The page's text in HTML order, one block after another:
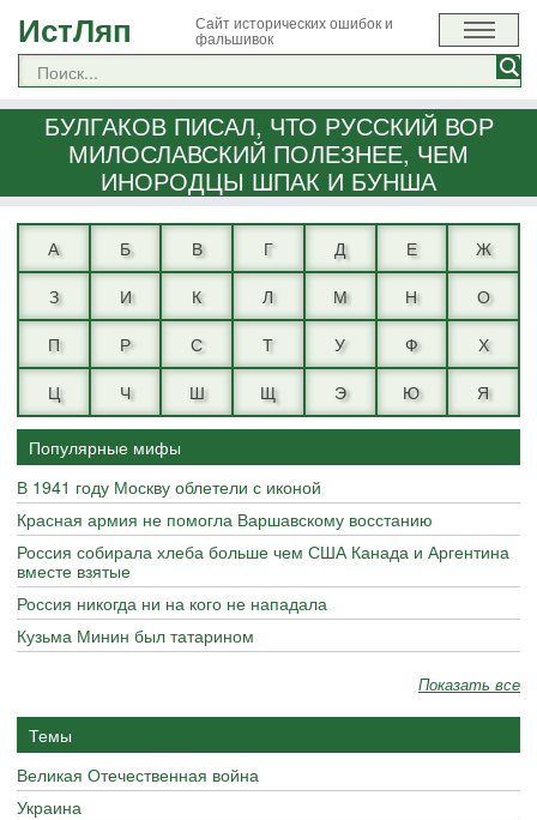
ИстЛяп Сайт исторических ошибок и
фальшивок
БУЛГАКОВ ПИСАЛ, ЧТО РУССКИЙ ВОР
МИЛОСЛАВСКИЙ ПОЛЕЗНЕЕ, ЧЕМ
ИНОРОДЦЫ ШПАК И БУНША
А Б В Г Д Е
Ж
З
И К Л М Н
О
П
Р С Т У Ф
Х
Ц
Ч Ш Щ Э Ю Я
Популярные мифы
В 1941 году Москву облетели с иконой
Красная армия не помогла Варшавскому восстанию
Россия собирала хлеба больше чем США Канада и Аргентина
вместе взятые
Россия никогда ни на кого не нападала
Кузьма Минин был татарином
Показать все
Темы
Великая Отечественная война
Украина